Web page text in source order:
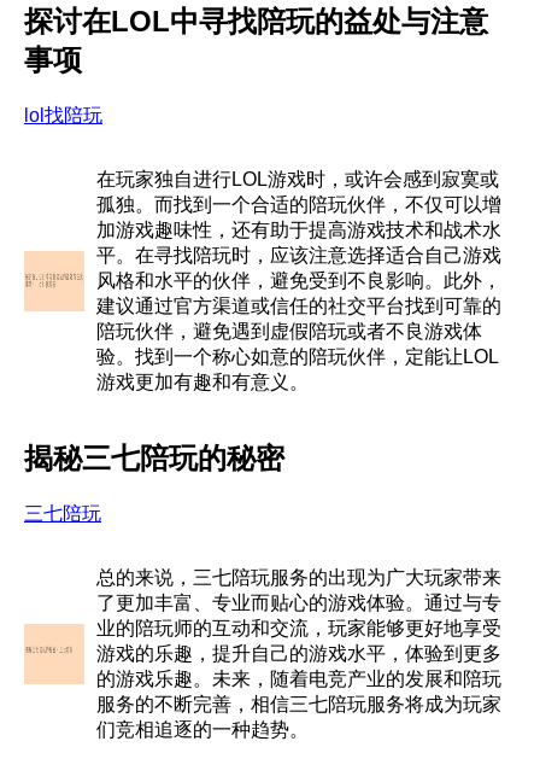
探讨在LOL中寻找陪玩的益处与注意
事项
lol找陪玩
在玩家独自进行LOL游戏时，或许会感到寂寞或
孤独。而找到一个合适的陪玩伙伴，不仅可以增
加游戏趣味性，还有助于提高游戏技术和战术水
平。在寻找陪玩时，应该注意选择适合自己游戏
风格和水平的伙伴，避免受到不良影响。此外，
建议通过官方渠道或信任的社交平台找到可靠的
陪玩伙伴，避免遇到虚假陪玩或者不良游戏体
验。找到一个称心如意的陪玩伙伴，定能让LOL
游戏更加有趣和有意义。
揭秘三七陪玩的秘密
三七陪玩
总的来说，三七陪玩服务的出现为广大玩家带来
了更加丰富、专业而贴心的游戏体验。通过与专
业的陪玩师的互动和交流，玩家能够更好地享受
游戏的乐趣，提升自己的游戏水平，体验到更多
的游戏乐趣。未来，随着电竞产业的发展和陪玩
服务的不断完善，相信三七陪玩服务将成为玩家
们竞相追逐的一种趋势。